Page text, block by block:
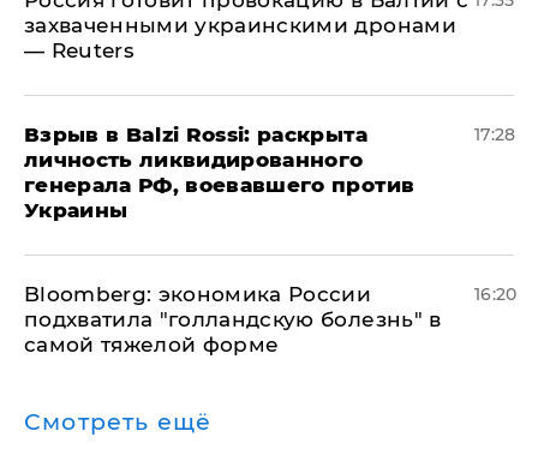
захваченными украинскими дронами
— Reuters
​Взрыв в Balzi Rossi: раскрыта
личность ликвидированного
генерала РФ, воевавшего против
Украины
17:28
Bloomberg: экономика России
подхватила "голландскую болезнь" в
самой тяжелой форме
16:20
Смотреть ещё